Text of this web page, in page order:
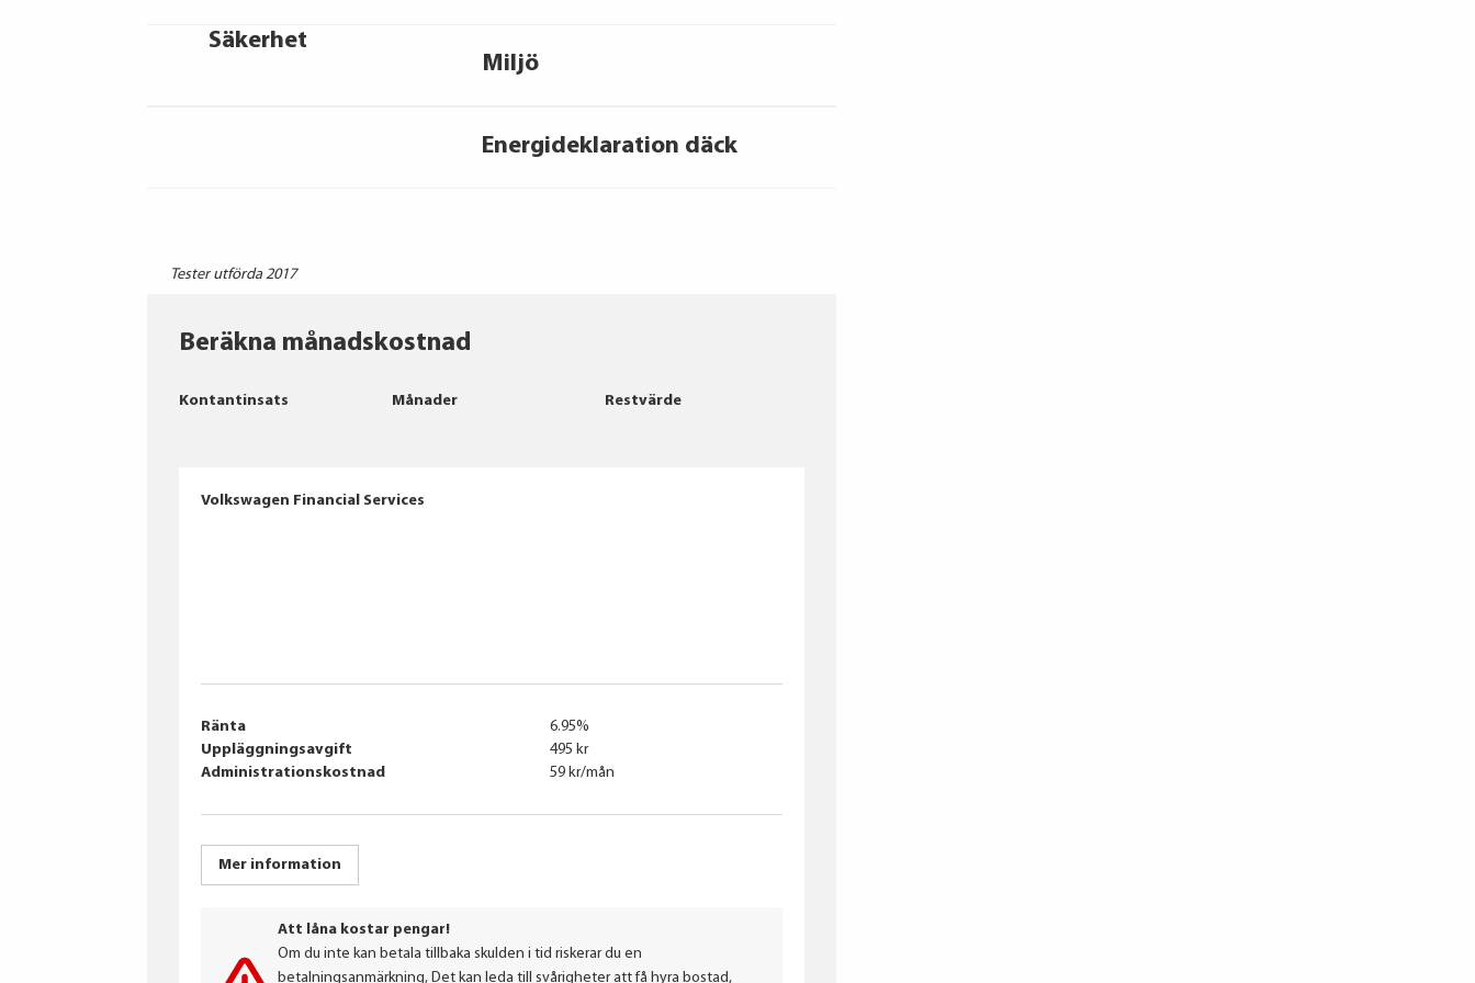
Säkerhet
Tester utförda 2017
Miljö
Energideklaration däck
Beräkna månadskostnad
Kontantinsats Månader Restvärde
Volkswagen Financial Services
Ränta
6.95%
Uppläggningsavgift
495 kr
Administrationskostnad
59 kr/mån
Mer information
Att låna kostar pengar!
Om du inte kan betala tillbaka skulden i tid riskerar du en
betalningsanmärkning, Det kan leda till svårigheter att få hyra bostad,